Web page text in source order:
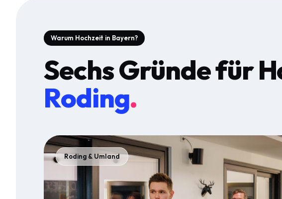
Warum Hochzeit in Bayern?
Sechs Gründe für
Roding.
Roding & Umland